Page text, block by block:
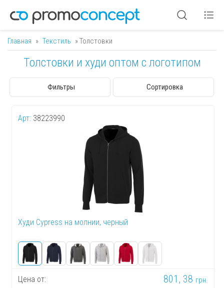
Вы здесь
Главная » Текстиль » Толстовки
Толстовки и худи оптом с логотипом
Фильтры Сортировка
Арт: 38223990
Худи Cypress на молнии, черный
Цена от: 801, 38 грн.